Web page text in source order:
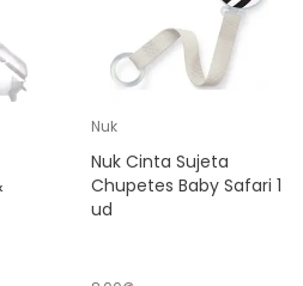
Nuk
Nuk Cinta Sujeta
Chupetes Baby Safari 1
ud